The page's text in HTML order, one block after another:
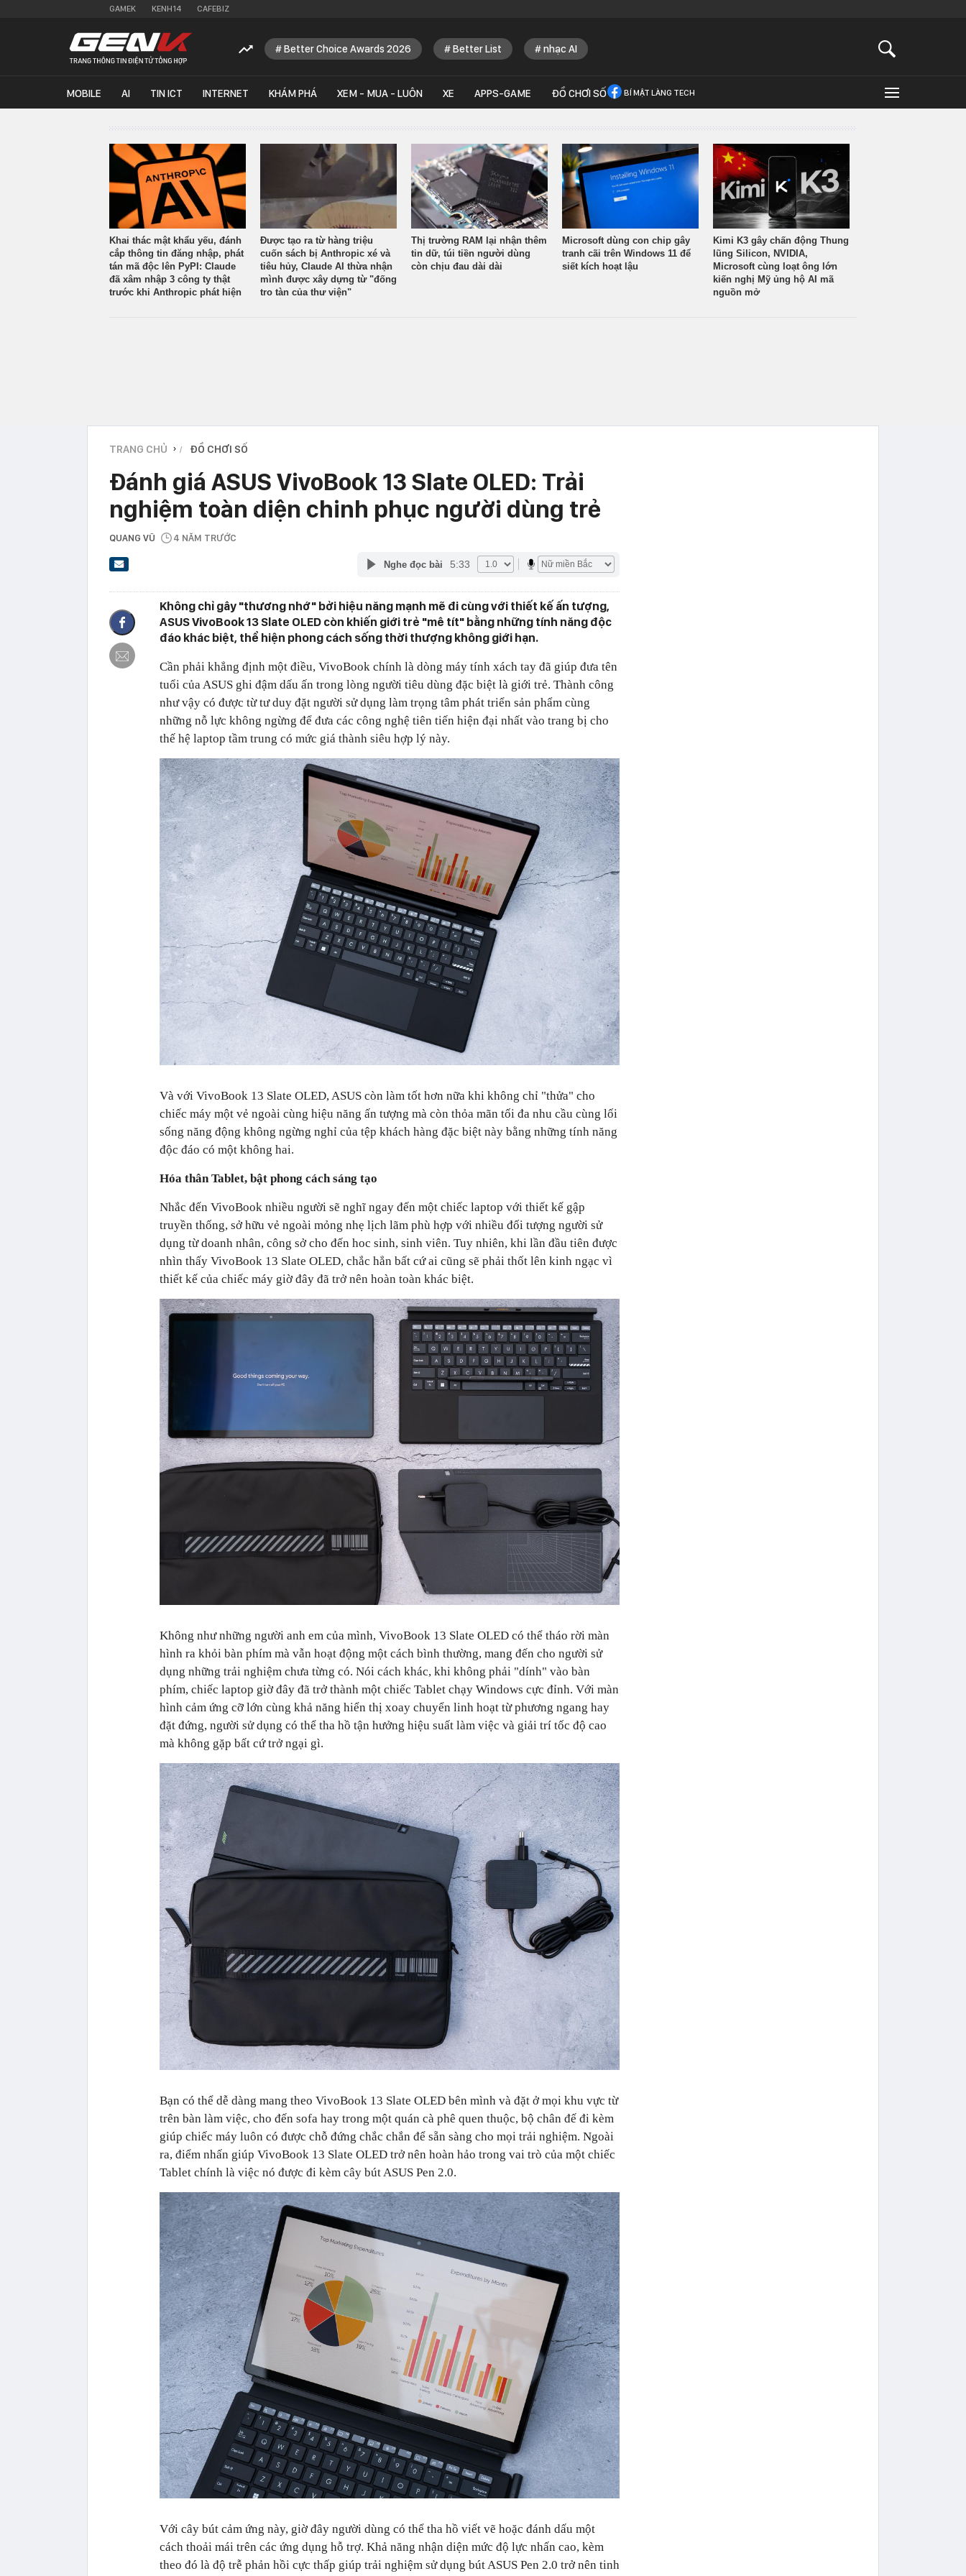
GAMEK KENH14 CAFEBIZ
Better Choice Awards 2026 Better List nhạc AI
MOBILE AI TIN ICT INTERNET KHÁM PHÁ XEM - MUA - LUÔN XE APPS-GAME ĐỒ CHƠI SỐ BÍ MẬT LÀNG TECH
Khai thác mật khẩu yếu, đánh
cắp thông tin đăng nhập, phát
tán mã độc lên PyPI: Claude
đã xâm nhập 3 công ty thật
trước khi Anthropic phát hiện
Được tạo ra từ hàng triệu
cuốn sách bị Anthropic xé và
tiêu hủy, Claude AI thừa nhận
mình được xây dựng từ "đống
tro tàn của thư viện"
Thị trường RAM lại nhận thêm
tin dữ, túi tiền người dùng
còn chịu đau dài dài
Microsoft dùng con chip gây
tranh cãi trên Windows 11 để
siết kích hoạt lậu
Kimi K3 gây chấn động Thung
lũng Silicon, NVIDIA,
Microsoft cùng loạt ông lớn
kiến nghị Mỹ ủng hộ AI mã
nguồn mở
TRANG CHỦ › ĐỒ CHƠI SỐ
Đánh giá ASUS VivoBook 13 Slate OLED: Trải
nghiệm toàn diện chinh phục người dùng trẻ
QUANG VŨ 4 NĂM TRƯỚC
Nghe đọc bài 5:33
Không chỉ gây "thương nhớ" bởi hiệu năng mạnh mẽ đi cùng với thiết kế ấn tượng,
ASUS VivoBook 13 Slate OLED còn khiến giới trẻ "mê tít" bằng những tính năng độc
đáo khác biệt, thể hiện phong cách sống thời thượng không giới hạn.
Cần phải khẳng định một điều, VivoBook chính là dòng máy tính xách tay đã giúp đưa tên
tuổi của ASUS ghi đậm dấu ấn trong lòng người tiêu dùng đặc biệt là giới trẻ. Thành công
như vậy có được từ tư duy đặt người sử dụng làm trọng tâm phát triển sản phẩm cùng
những nỗ lực không ngừng để đưa các công nghệ tiên tiến hiện đại nhất vào trang bị cho
thế hệ laptop tầm trung có mức giá thành siêu hợp lý này.
Và với VivoBook 13 Slate OLED, ASUS còn làm tốt hơn nữa khi không chỉ "thửa" cho
chiếc máy một vẻ ngoài cùng hiệu năng ấn tượng mà còn thỏa mãn tối đa nhu cầu cùng lối
sống năng động không ngừng nghỉ của tệp khách hàng đặc biệt này bằng những tính năng
độc đáo có một không hai.
Hóa thân Tablet, bật phong cách sáng tạo
Nhắc đến VivoBook nhiều người sẽ nghĩ ngay đến một chiếc laptop với thiết kế gập
truyền thống, sở hữu vẻ ngoài mỏng nhẹ lịch lãm phù hợp với nhiều đối tượng người sử
dụng từ doanh nhân, công sở cho đến hoc sinh, sinh viên. Tuy nhiên, khi lần đầu tiên được
nhìn thấy VivoBook 13 Slate OLED, chắc hẳn bất cứ ai cũng sẽ phải thốt lên kinh ngạc vì
thiết kế của chiếc máy giờ đây đã trở nên hoàn toàn khác biệt.
Không như những người anh em của mình, VivoBook 13 Slate OLED có thể tháo rời màn
hình ra khỏi bàn phím mà vẫn hoạt động một cách bình thường, mang đến cho người sử
dụng những trải nghiệm chưa từng có. Nói cách khác, khi không phải "dính" vào bàn
phím, chiếc laptop giờ đây đã trở thành một chiếc Tablet chạy Windows cực đỉnh. Với màn
hình cảm ứng cỡ lớn cùng khả năng hiển thị xoay chuyển linh hoạt từ phương ngang hay
đặt đứng, người sử dụng có thể tha hồ tận hưởng hiệu suất làm việc và giải trí tốc độ cao
mà không gặp bất cứ trở ngại gì.
Bạn có thể dễ dàng mang theo VivoBook 13 Slate OLED bên mình và đặt ở mọi khu vực từ
trên bàn làm việc, cho đến sofa hay trong một quán cà phê quen thuộc, bộ chân đế đi kèm
giúp chiếc máy luôn có được chỗ đứng chắc chắn để sẵn sàng cho mọi trải nghiệm. Ngoài
ra, điểm nhấn giúp VivoBook 13 Slate OLED trở nên hoàn hảo trong vai trò của một chiếc
Tablet chính là việc nó được đi kèm cây bút ASUS Pen 2.0.
Với cây bút cảm ứng này, giờ đây người dùng có thể tha hồ viết vẽ hoặc đánh dấu một
cách thoải mái trên các ứng dụng hỗ trợ. Khả năng nhận diện mức độ lực nhấn cao, kèm
theo đó là độ trễ phản hồi cực thấp giúp trải nghiệm sử dụng bút ASUS Pen 2.0 trở nên tinh